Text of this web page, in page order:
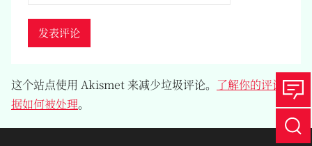
这个站点使用 Akismet 来减少垃圾评论。 了解你的评论数
据如何被处理。